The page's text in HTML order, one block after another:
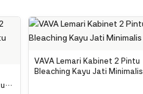
VAVA Lemari Kabinet 2 Pintu
Bleaching Kayu Jati Minimalis